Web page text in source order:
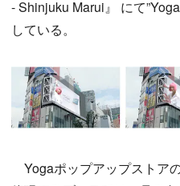
- Shinjuku Marui』 にて
している。
Yogaポップアップストア